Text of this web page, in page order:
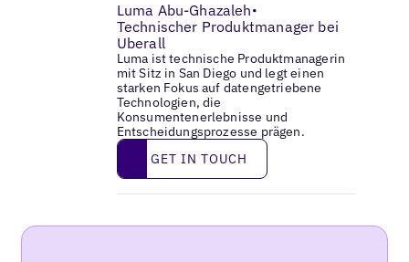
Luma Abu-Ghazaleh•
Technischer Produktmanager bei
Uberall
Luma ist technische Produktmanagerin
mit Sitz in San Diego und legt einen
starken Fokus auf datengetriebene
Technologien, die
Konsumentenerlebnisse und
Entscheidungsprozesse prägen.
Get in touch
GET IN TOUCH